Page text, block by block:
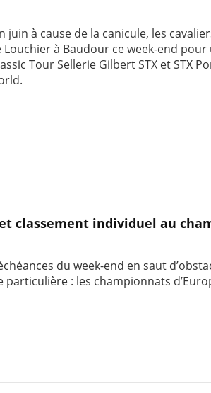
juin à cause de la canicule, les
à Baudour ce week-end pour
Tour Sellerie Gilbert STX et STX
classement individuel au
du week-end en saut
: les championnats